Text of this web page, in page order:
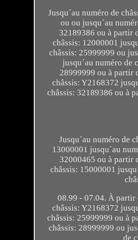
Jusqu´au numéro de
ou ou jusqu´au
32189386 ou à partir
châssis: 12000001
châssis: 25999999 ou
jusqu´au numéro de
28999999 ou à partir
châssis: Y2168372
châssis: 32189386 ou à
Jusqu´au numéro de
13000001 jusqu´au
32000465 ou à partir
châssis: 15000001
08.99 - 07.04. À partir
châssis: Y2168372
châssis: 25999999 ou à
châssis: 28999999 ou
de